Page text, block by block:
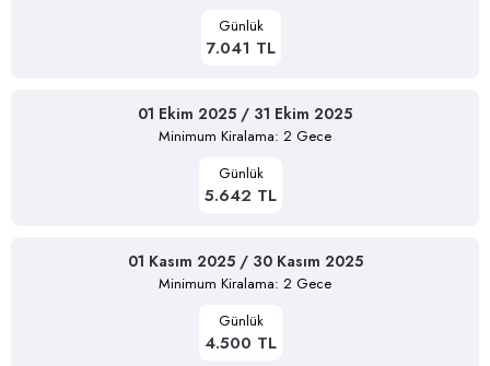
Günlük
7.041 TL
01 Ekim 2025 / 31 Ekim 2025
Minimum Kiralama: 2 Gece
Günlük
5.642 TL
01 Kasım 2025 / 30 Kasım 2025
Minimum Kiralama: 2 Gece
Günlük
4.500 TL